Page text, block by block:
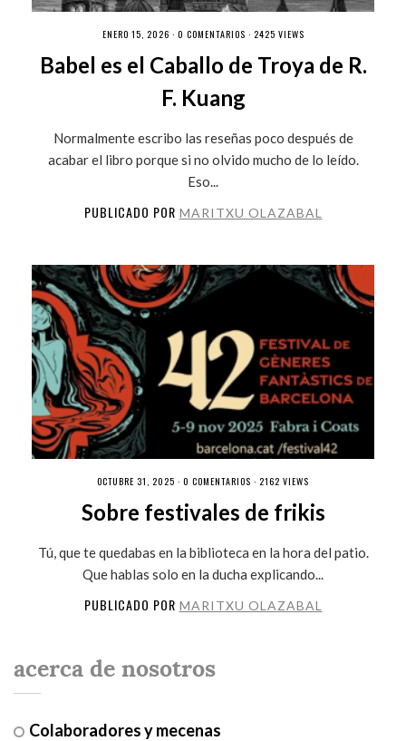
ENERO 15, 2026 · 0 COMENTARIOS · 2425 VIEWS
Babel es el Caballo de Troya de R.
F. Kuang
Normalmente escribo las reseñas poco después de
acabar el libro porque si no olvido mucho de lo leído.
Eso...
PUBLICADO POR MARITXU OLAZABAL
OCTUBRE 31, 2025 · 0 COMENTARIOS · 2162 VIEWS
Sobre festivales de frikis
Tú, que te quedabas en la biblioteca en la hora del patio.
Que hablas solo en la ducha explicando...
PUBLICADO POR MARITXU OLAZABAL
acerca de nosotros
Colaboradores y mecenas